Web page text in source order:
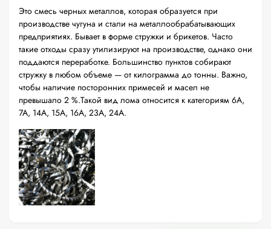
Это смесь черных металлов, которая образуется при
производстве чугуна и стали на металлообрабатывающих
предприятиях. Бывает в форме стружки и брикетов. Часто
такие отходы сразу утилизируют на производстве, однако они
поддаются переработке. Большинство пунктов собирают
стружку в любом объеме — от килограмма до тонны. Важно,
чтобы наличие посторонних примесей и масел не
превышало 2 %.Такой вид лома относится к категориям 6А,
7А, 14А, 15А, 16А, 23А, 24А.